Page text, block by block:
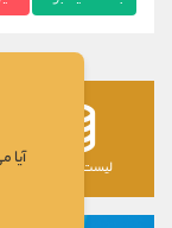
لیست رمزارزها آیا